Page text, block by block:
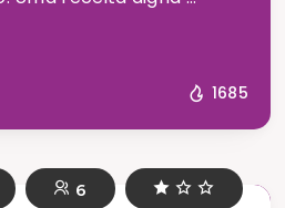
1685
6